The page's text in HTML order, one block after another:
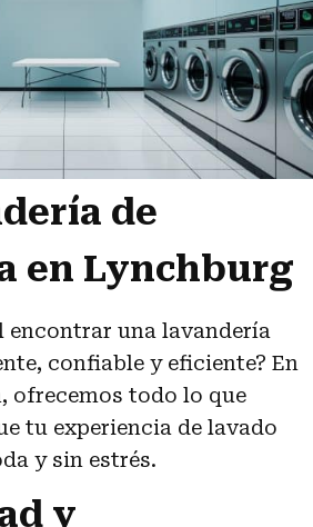
de
en Lynchburg
encontrar una lavandería
confiable y eficiente? En
ofrecemos todo lo que
tu experiencia de lavado
y sin estrés.
y